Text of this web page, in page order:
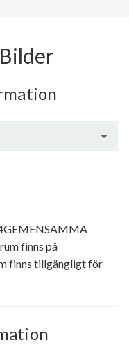
finns på
finns tillgängligt för